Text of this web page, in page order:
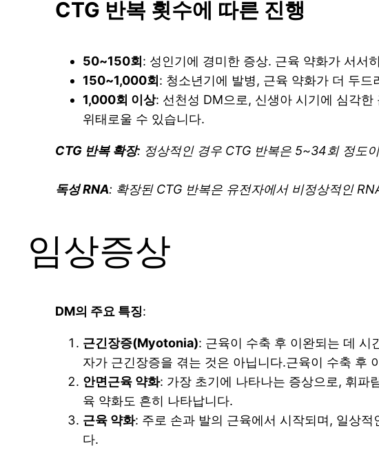
CTG 반복 횟수에 따른 진행
50~150회 : 성인기에 경미한 증상. 근육 약화가 서서
150~1,000회 : 청소년기에 발병, 근육 약화가 더 두
1,000회 이상: 선천성 DM으로, 신생아 시기에 심각
위태로울 수 있습니다.
CTG 반복 확장: 정상적인 경우 CTG 반복은 5~34회 정도
독성 RNA: 확장된 CTG 반복은 유전자에서 비정상적인
임상증상
DM의 주요 특징:
근긴장증(Myotonia): 근육이 수축 후 이완되는 데 시
자가 근긴장증을 겪는 것은 아닙니다.근육이 수축 후
안면근육 약화: 가장 초기에 나타나는 증상으로, 휘파
육 약화도 흔히 나타납니다.
근육 약화: 주로 손과 발의 근육에서 시작되며, 일상
다.